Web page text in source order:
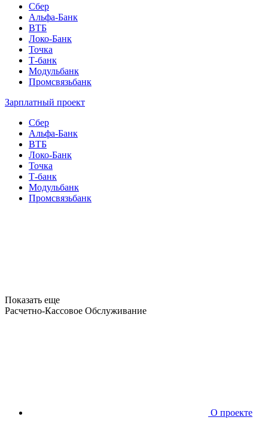
Сбер
Альфа-Банк
ВТБ
Локо-Банк
Точка
Т-банк
Модульбанк
Промсвязьбанк
Зарплатный проект
Сбер
Альфа-Банк
ВТБ
Локо-Банк
Точка
Т-банк
Модульбанк
Промсвязьбанк
Показать еще
Расчетно-Кассовое Обслуживание
О проекте